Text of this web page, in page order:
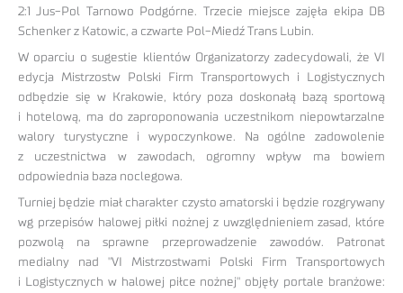
2:1 Jus-Pol Tarnowo Podgórne. Trzecie miejsce zajęła ekipa DB
Schenker z Katowic, a czwarte Pol-Miedź Trans Lubin.
W oparciu o sugestie klientów Organizatorzy zadecydowali, że VI
edycja Mistrzostw Polski Firm Transportowych i Logistycznych
odbędzie się w Krakowie, który poza doskonałą bazą sportową
i hotelową, ma do zaproponowania uczestnikom niepowtarzalne
walory turystyczne i wypoczynkowe. Na ogólne zadowolenie
z uczestnictwa w zawodach, ogromny wpływ ma bowiem
odpowiednia baza noclegowa.
Turniej będzie miał charakter czysto amatorski i będzie rozgrywany
wg przepisów halowej piłki nożnej z uwzględnieniem zasad, które
pozwolą na sprawne przeprowadzenie zawodów. Patronat
medialny nad "VI Mistrzostwami Polski Firm Transportowych
i Logistycznych w halowej piłce nożnej" objęły portale branżowe: